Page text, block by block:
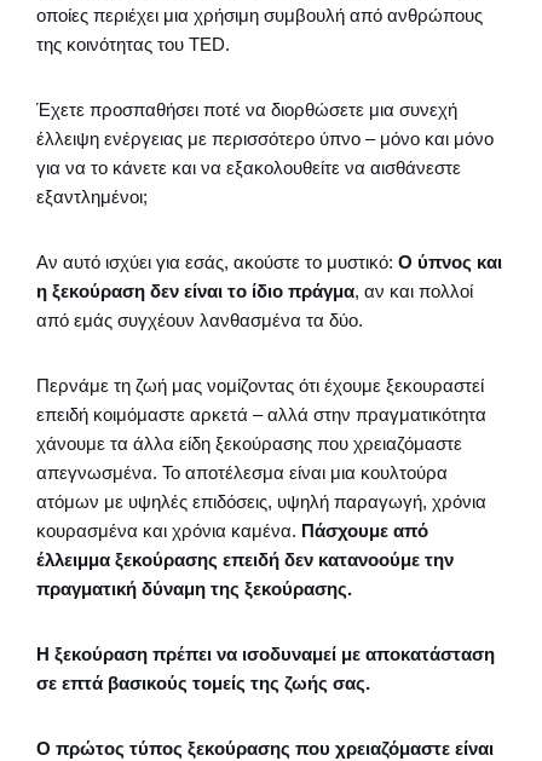
οποίες περιέχει μια χρήσιμη συμβουλή από ανθρώπους
της κοινότητας του TED.
Έχετε προσπαθήσει ποτέ να διορθώσετε μια συνεχή
έλλειψη ενέργειας με περισσότερο ύπνο – μόνο και μόνο
για να το κάνετε και να εξακολουθείτε να αισθάνεστε
εξαντλημένοι;
Αν αυτό ισχύει για εσάς, ακούστε το μυστικό: Ο ύπνος και
η ξεκούραση δεν είναι το ίδιο πράγμα, αν και πολλοί
από εμάς συγχέουν λανθασμένα τα δύο.
Περνάμε τη ζωή μας νομίζοντας ότι έχουμε ξεκουραστεί
επειδή κοιμόμαστε αρκετά – αλλά στην πραγματικότητα
χάνουμε τα άλλα είδη ξεκούρασης που χρειαζόμαστε
απεγνωσμένα. Το αποτέλεσμα είναι μια κουλτούρα
ατόμων με υψηλές επιδόσεις, υψηλή παραγωγή, χρόνια
κουρασμένα και χρόνια καμένα. Πάσχουμε από
έλλειμμα ξεκούρασης επειδή δεν κατανοούμε την
πραγματική δύναμη της ξεκούρασης.
Η ξεκούραση πρέπει να ισοδυναμεί με αποκατάσταση
σε επτά βασικούς τομείς της ζωής σας.
Ο πρώτος τύπος ξεκούρασης που χρειαζόμαστε είναι